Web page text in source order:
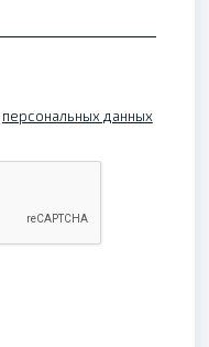
персональных данных